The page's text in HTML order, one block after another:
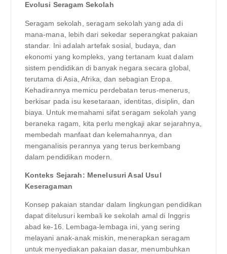
Evolusi Seragam Sekolah
Seragam sekolah, seragam sekolah yang ada di
mana-mana, lebih dari sekedar seperangkat pakaian
standar. Ini adalah artefak sosial, budaya, dan
ekonomi yang kompleks, yang tertanam kuat dalam
sistem pendidikan di banyak negara secara global,
terutama di Asia, Afrika, dan sebagian Eropa.
Kehadirannya memicu perdebatan terus-menerus,
berkisar pada isu kesetaraan, identitas, disiplin, dan
biaya. Untuk memahami sifat seragam sekolah yang
beraneka ragam, kita perlu mengkaji akar sejarahnya,
membedah manfaat dan kelemahannya, dan
menganalisis perannya yang terus berkembang
dalam pendidikan modern.
Konteks Sejarah: Menelusuri Asal Usul
Keseragaman
Konsep pakaian standar dalam lingkungan pendidikan
dapat ditelusuri kembali ke sekolah amal di Inggris
abad ke-16. Lembaga-lembaga ini, yang sering
melayani anak-anak miskin, menerapkan seragam
untuk menyediakan pakaian dasar, menumbuhkan